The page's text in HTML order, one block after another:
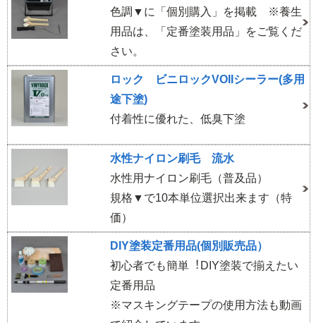
色調▼に「個別購入」を掲載 ※養生
用品は、「定番塗装用品」をご覧くだ
さい。
ロック ビニロックVOIIシーラー(多用
途下塗)
付着性に優れた、低臭下塗
水性ナイロン刷毛 流水
水性用ナイロン刷毛（普及品）
規格▼で10本単位選択出来ます（特
価）
DIY塗装定番用品(個別販売品）
初⼼者でも簡単︕DIY塗装で揃えたい
定番用品
※マスキングテープの使用方法も動画